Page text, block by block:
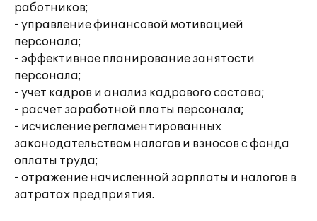
работников;
- управление финансовой мотивацией
персонала;
- эффективное планирование занятости
персонала;
- учет кадров и анализ кадрового состава;
- расчет заработной платы персонала;
- исчисление регламентированных
законодательством налогов и взносов с фонда
оплаты труда;
- отражение начисленной зарплаты и налогов в
затратах предприятия.